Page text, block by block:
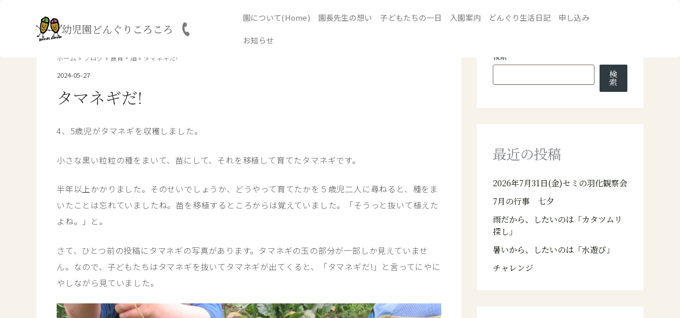
幼児園どんぐりころころ
園について(Home) 園長先生の想い 子どもたちの一日 入園案内 どんぐり生活日記 申し込み
お知らせ
ホーム ブログ 食育・畑
タマネギだ!
2024-05-27
タマネギだ!
4、5歳児がタマネギを収穫しました。
小さな黒い粒粒の種をまいて、苗にして、それを移植して育てたタマネギです。
半年以上かかりました。そのせいでしょうか、どうやって育てたかを５歳児二人に尋ねると、種をま
いたことは忘れていましたね。苗を移植するところからは覚えていました。「そうっと抜いて植えた
よね。」と。
さて、ひとつ前の投稿にタマネギの写真があります。タマネギの玉の部分が一部しか見えていませ
ん。なので、子どもたちはタマネギを抜いてタマネギが出てくると、「タマネギだ!」と言ってにやに
やしながら見ていました。
検索
検
索
最近の投稿
2026年7月31日(金)セミの羽化観察会
7月の行事 七夕
雨だから、したいのは「カタツムリ
探し」
暑いから、したいのは「水遊び」
チャレンジ